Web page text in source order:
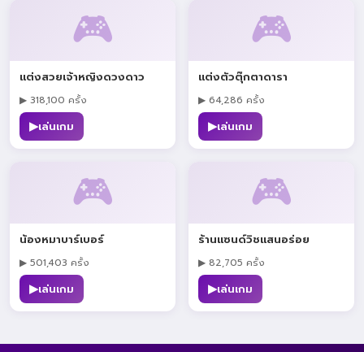
🎮
แต่งสวยเจ้าหญิงดวงดาว
▶ 318,100 ครั้ง
▶เล่นเกม
🎮
แต่งตัวตุ๊กตาดารา
▶ 64,286 ครั้ง
▶เล่นเกม
🎮
น้องหมาบาร์เบอร์
▶ 501,403 ครั้ง
▶เล่นเกม
🎮
ร้านแซนด์วิชแสนอร่อย
▶ 82,705 ครั้ง
▶เล่นเกม